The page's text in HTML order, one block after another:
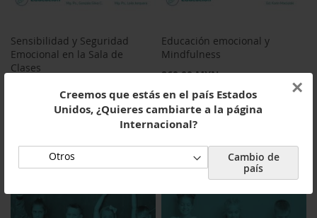
Creemos que estás en el país Estados
Unidos, ¿Quieres cambiarte a la página
Internacional?
Cambio de
país
×
Sensibilidad y Seguridad
Emocional en la Sala de
Clases
860,00 MXN
Educación emocional y
Mindfulness
860,00 MXN
Añadir al carrito